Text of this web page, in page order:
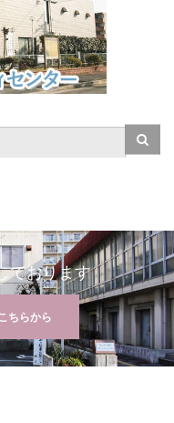
ております
ちらから